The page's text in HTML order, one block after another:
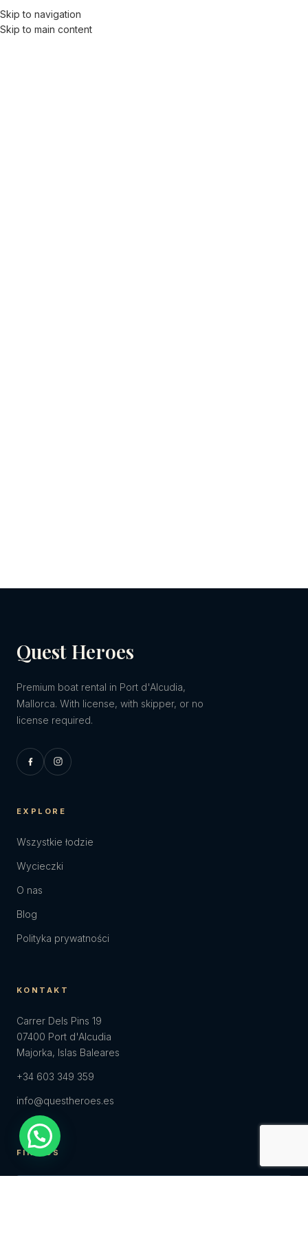
Skip to navigation
Skip to main content
Quest Heroes
Premium boat rental in Port d'Alcudia,
Mallorca. With license, with skipper, or no
license required.
EXPLORE
Wszystkie łodzie
Wycieczki
O nas
Blog
Polityka prywatności
KONTAKT
Carrer Dels Pins 19
07400 Port d'Alcudia
Majorka, Islas Baleares
+34 603 349 359
info@questheroes.es
FIND US